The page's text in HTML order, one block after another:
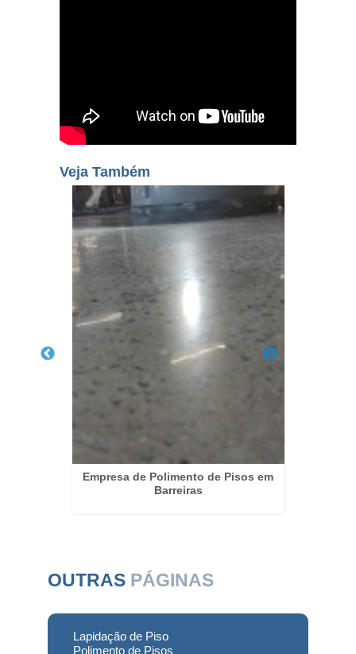
Veja Também
Empresa de Polimento de Pisos em
Barreiras
OUTRAS PÁGINAS
Lapidação de Piso
Polimento de Pisos